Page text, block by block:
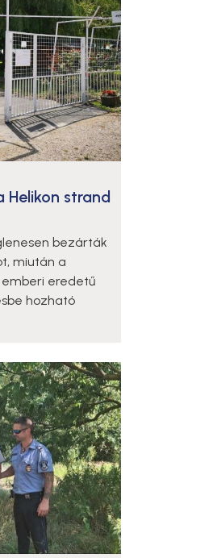
Helikon strand
bezárták
miután a
eredetű
hozható